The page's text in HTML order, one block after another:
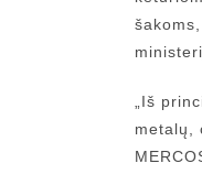
„Iš
metalų,